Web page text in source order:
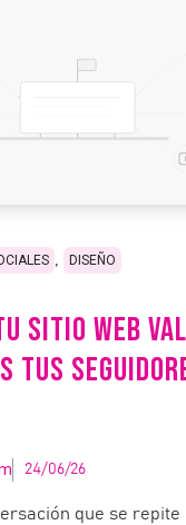
, DISEÑO
SITIO WEB
TUS
24/06/26
que se repite